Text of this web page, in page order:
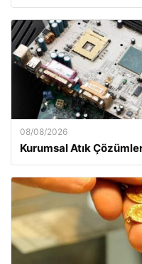
08/08/2026
Kurumsal Atık